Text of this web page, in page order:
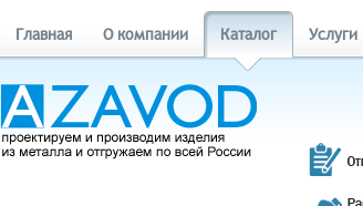
Главная О компании Каталог Услуги